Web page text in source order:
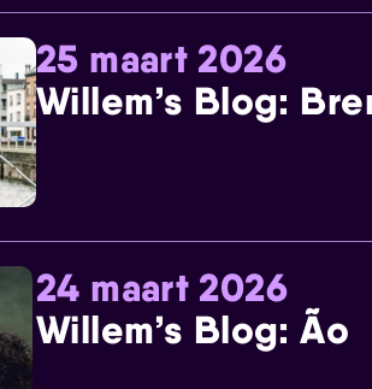
25 maart 2026
Willem’s Blog:
24 maart 2026
Willem’s Blog: Ão